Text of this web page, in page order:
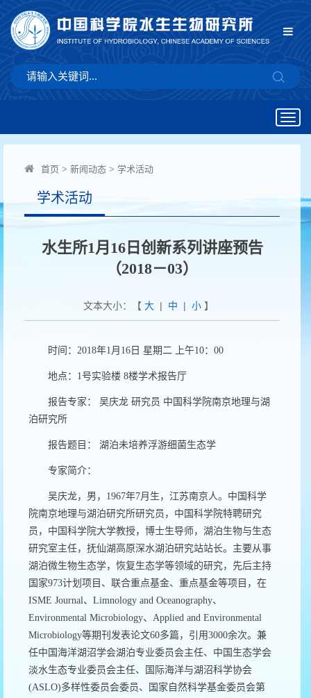
首页 > 新闻动态 > 学术活动
学术活动
水生所1月16日创新系列讲座预告
（2018－03）
文本大小：【 大| 中 | 小】
时间：2018年1月16日 星期二 上午10：00
地点：1号实验楼 8楼学术报告厅
报告专家： 吴庆龙 研究员 中国科学院南京地理与湖
泊研究所
报告题目： 湖泊未培养浮游细菌生态学
专家简介：
吴庆龙，男，1967年7月生，江苏南京人。中国科学
院南京地理与湖泊研究所研究员，中国科学院特聘研究
员，中国科学院大学教授，博士生导师，湖泊生物与生态
研究室主任，抚仙湖高原深水湖泊研究站站长。主要从事
湖泊微生物生态学，恢复生态学等领域的研究，先后主持
国家973计划项目、联合重点基金、重点基金等项目，在
ISME Journal、Limnology and Oceanography、
Environmental Microbiology、Applied and Environmental
Microbiology等期刊发表论文60多篇，引用3000余次。兼
任中国海洋湖沼学会湖泊专业委员会主任、中国生态学会
淡水生态专业委员会主任、国际海洋与湖沼科学协会
(ASLO)多样性委员会委员、国家自然科学基金委员会第